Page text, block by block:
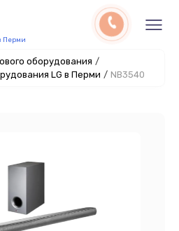
Перми
оборудования /
LG в Перми / NB3540